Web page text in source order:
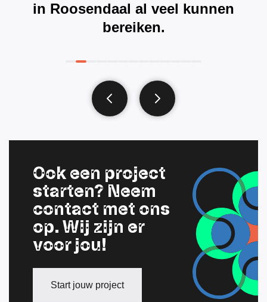
in Roosendaal al veel kunnen
bereiken.
Ook een project
starten? Neem
contact met ons
op. Wij zijn er
voor jou!
Start jouw project